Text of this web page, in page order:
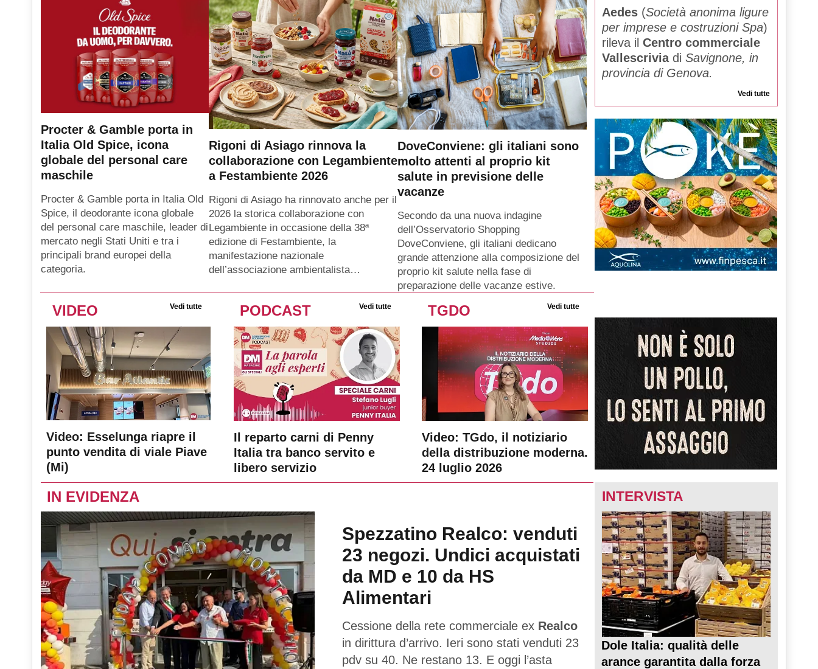
Procter & Gamble porta in
Italia Old Spice, icona
globale del personal care
maschile
Procter & Gamble porta in Italia Old
Spice, il deodorante icona globale
del personal care maschile, leader di
mercato negli Stati Uniti e tra i
principali brand europei della
categoria.
Rigoni di Asiago rinnova la
collaborazione con Legambiente
a Festambiente 2026
Rigoni di Asiago ha rinnovato anche per il
2026 la storica collaborazione con
Legambiente in occasione della 38ª
edizione di Festambiente, la
manifestazione nazionale
dell’associazione ambientalista…
DoveConviene: gli italiani sono
molto attenti al proprio kit
salute in previsione delle
vacanze
Secondo da una nuova indagine
dell’Osservatorio Shopping
DoveConviene, gli italiani dedicano
grande attenzione alla composizione del
proprio kit salute nella fase di
preparazione delle vacanze estive.
Aedes (Società anonima ligure
per imprese e costruzioni Spa)
rileva il Centro commerciale
Vallescriviadi Savignone, in
provincia di Genova.
Vedi tutte
VIDEO Vedi tutte
Video: Esselunga riapre il
punto vendita di viale Piave
(Mi)
PODCAST Vedi tutte
Il reparto carni di Penny
Italia tra banco servito e
libero servizio
TGDO Vedi tutte
Video: TGdo, il notiziario
della distribuzione moderna.
24 luglio 2026
IN EVIDENZA
Spezzatino Realco: venduti
23 negozi. Undici acquistati
da MD e 10 da HS
Alimentari
Cessione della rete commerciale ex Realco
in dirittura d’arrivo. Ieri sono stati venduti 23
pdv su 40. Ne restano 13. E oggi l’asta
INTERVISTA
Dole Italia: qualità delle
arance garantita dalla forza